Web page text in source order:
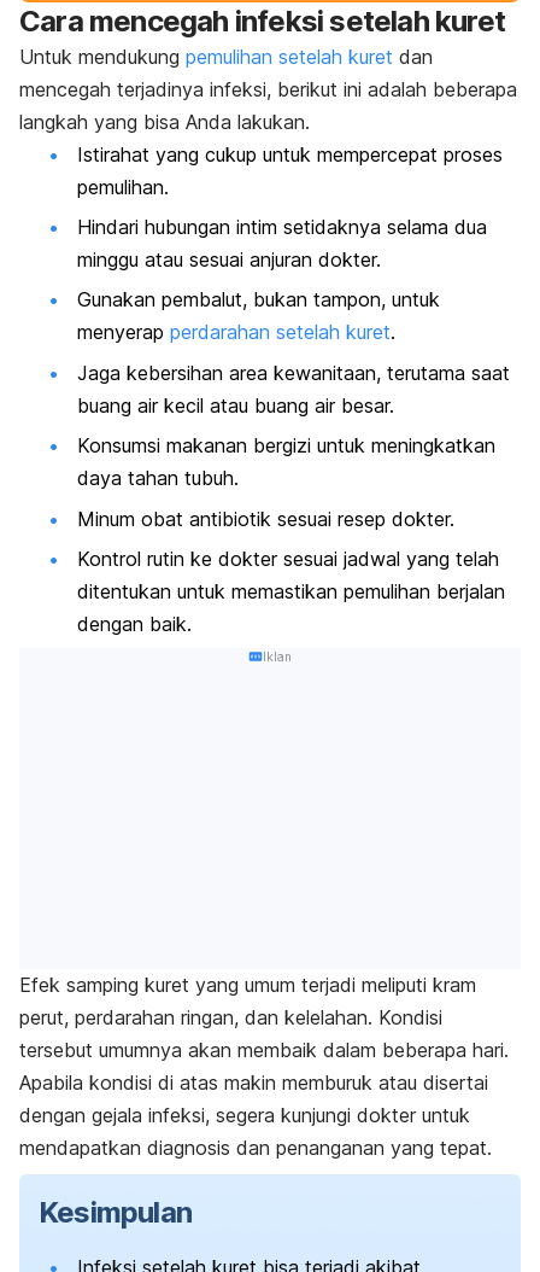
Cara mencegah infeksi setelah kuret
Untuk mendukung pemulihan setelah kuret dan
mencegah terjadinya infeksi, berikut ini adalah beberapa
langkah yang bisa Anda lakukan.
Istirahat yang cukup untuk mempercepat proses
pemulihan.
Hindari hubungan intim setidaknya selama dua
minggu atau sesuai anjuran dokter.
Gunakan pembalut, bukan tampon, untuk
menyerap perdarahan setelah kuret.
Jaga kebersihan area kewanitaan, terutama saat
buang air kecil atau buang air besar.
Konsumsi makanan bergizi untuk meningkatkan
daya tahan tubuh.
Minum obat antibiotik sesuai resep dokter.
Kontrol rutin ke dokter sesuai jadwal yang telah
ditentukan untuk memastikan pemulihan berjalan
dengan baik.
Iklan
Efek samping kuret yang umum terjadi meliputi kram
perut, perdarahan ringan, dan kelelahan. Kondisi
tersebut umumnya akan membaik dalam beberapa hari.
Apabila kondisi di atas makin memburuk atau disertai
dengan gejala infeksi, segera kunjungi dokter untuk
mendapatkan diagnosis dan penanganan yang tepat.
Kesimpulan
Infeksi setelah kuret bisa terjadi akibat